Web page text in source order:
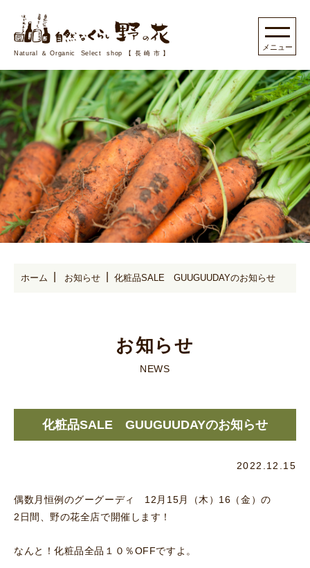
Natural＆Organic Select shop【長崎市】
ホーム お知らせ 化粧品SALE GUUGUUDAYのお知らせ
お知らせ
NEWS
化粧品SALE GUUGUUDAYのお知らせ
2022.12.15
偶数月恒例のグーグーディ 12月15月（木）16（金）の
2日間、野の花全店で開催します！
なんと！化粧品全品１０％OFFですよ。